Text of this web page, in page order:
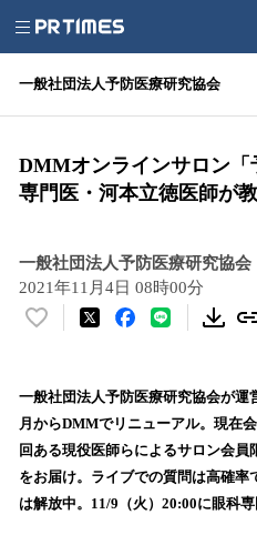
一般社団法人予防医療研究協会
DMMオンラインサロン
専門医・河本立徳医師が
一般社団法人予防医療研究協会
2021年11月4日 08時00分
い
！
数
を
読
込
一般社団法人予防医療研究協会が運
月からDMMでリニューアル。現在
回ある現役医師らによるサロン会
をお届け。ライブでの質問は高確
は解放中。11/9（火）20:00に眼科